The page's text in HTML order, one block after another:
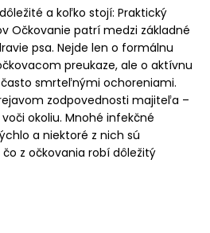
a koľko stojí: Praktický
Očkovanie patrí medzi základné
psa. Nejde len o formálnu
preukaze, ale o aktívnu
smrteľnými ochoreniami.
zodpovednosti majiteľa –
okoliu. Mnohé infekčné
a niektoré z nich sú
z očkovania robí dôležitý